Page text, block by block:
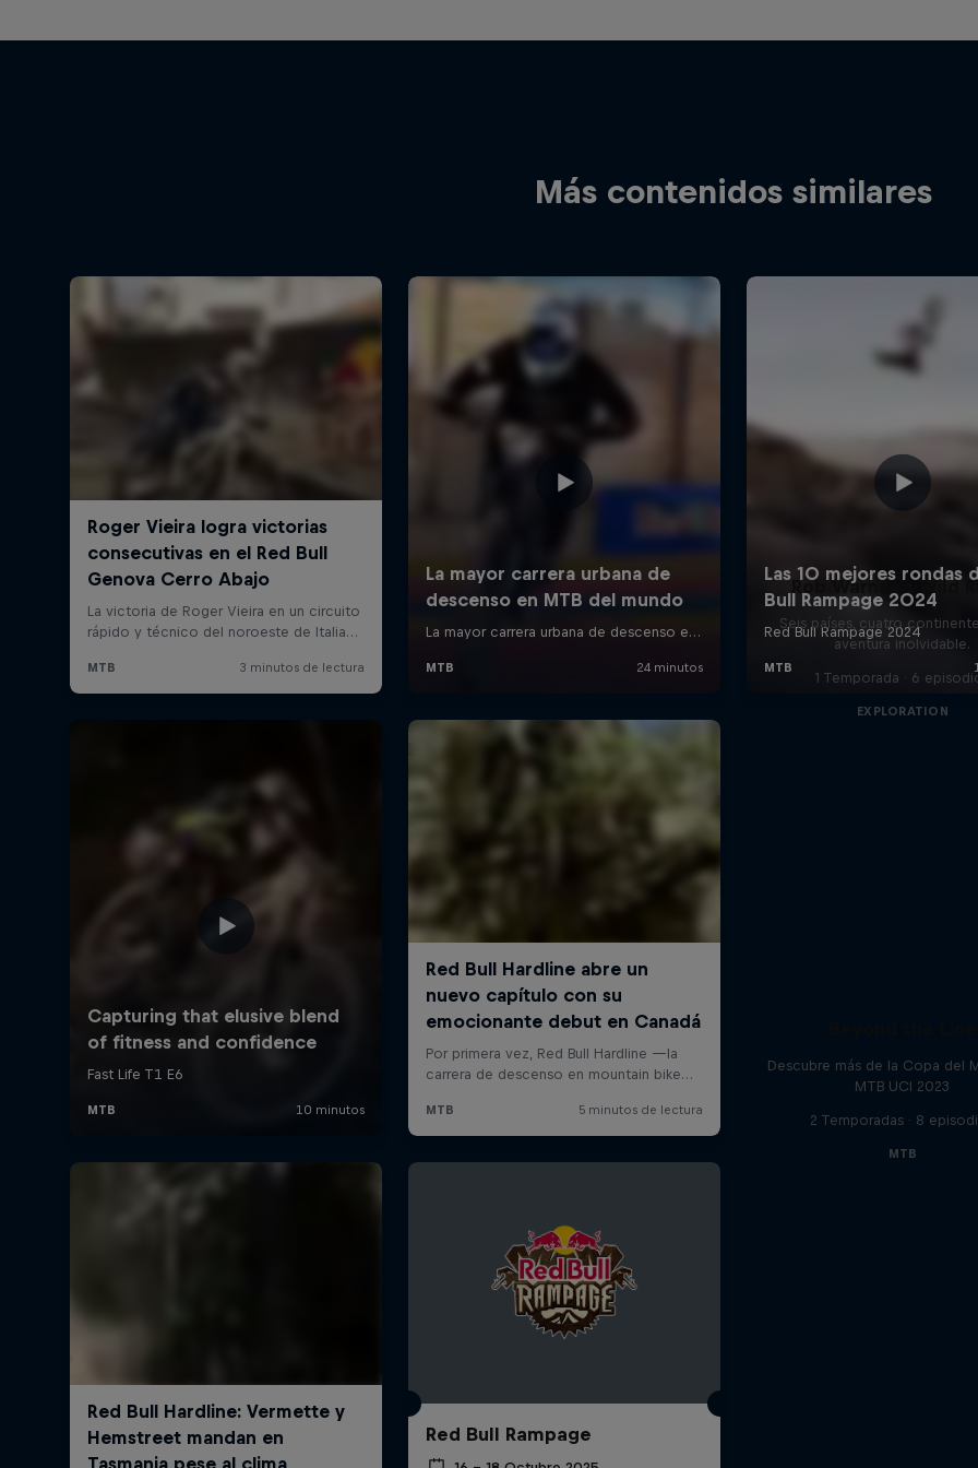
Más contenidos similares
Rob Warner’s Wild
Seis países, cuatro
aventura inolvidable.
1 Temporada · 6
EXPLORATION
Red Bull Rampage
Descubre más de la Copa del
MTB UCI 2023
2 Temporadas · 8
MTB